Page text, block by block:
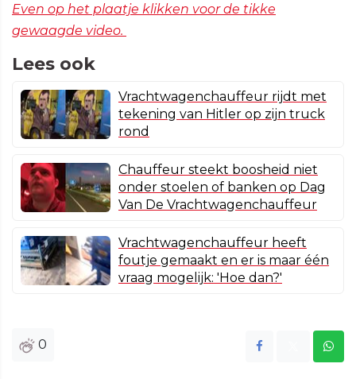
Even op het plaatje klikken voor de tikke
gewaagde video.
Lees ook
Vrachtwagenchauffeur rijdt met
tekening van Hitler op zijn truck
rond
Chauffeur steekt boosheid niet
onder stoelen of banken op Dag
Van De Vrachtwagenchauffeur
Vrachtwagenchauffeur heeft
foutje gemaakt en er is maar één
vraag mogelijk: 'Hoe dan?'
0